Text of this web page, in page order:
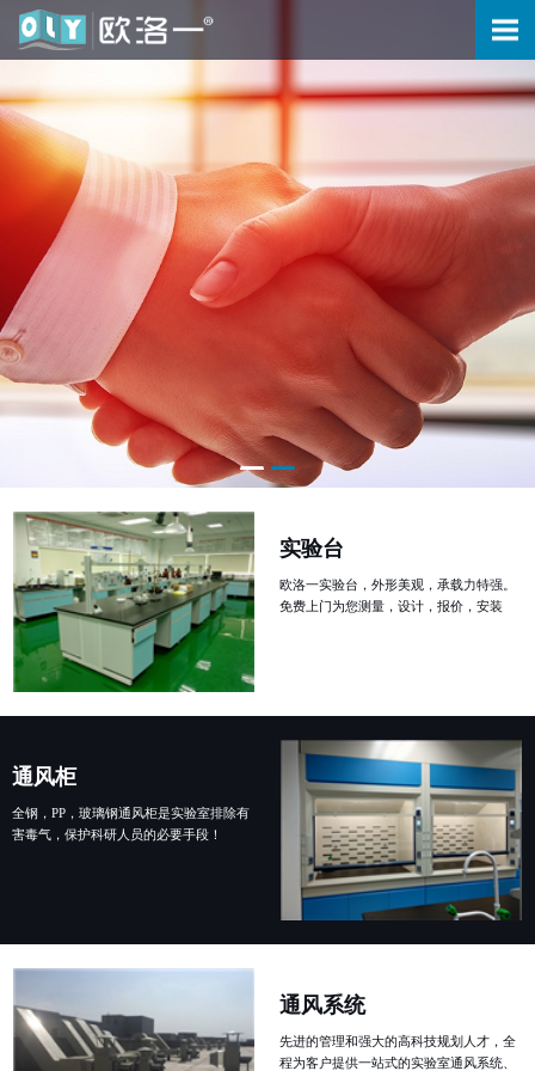
实验台
欧洛一实验台，外形美观，承载力特强。
免费上门为您测量，设计，报价，安装
通风柜
全钢，PP，玻璃钢通风柜是实验室排除有
害毒气，保护科研人员的必要手段！
通风系统
先进的管理和强大的高科技规划人才，全
程为客户提供一站式的实验室通风系统、